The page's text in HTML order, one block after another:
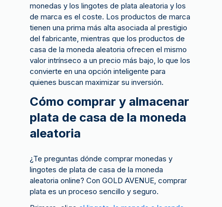
monedas y los lingotes de plata aleatoria y los
de marca es el coste. Los productos de marca
tienen una prima más alta asociada al prestigio
del fabricante, mientras que los productos de
casa de la moneda aleatoria ofrecen el mismo
valor intrínseco a un precio más bajo, lo que los
convierte en una opción inteligente para
quienes buscan maximizar su inversión.
Cómo comprar y almacenar
plata de casa de la moneda
aleatoria
¿Te preguntas dónde comprar monedas y
lingotes de plata de casa de la moneda
aleatoria online? Con GOLD AVENUE, comprar
plata es un proceso sencillo y seguro.